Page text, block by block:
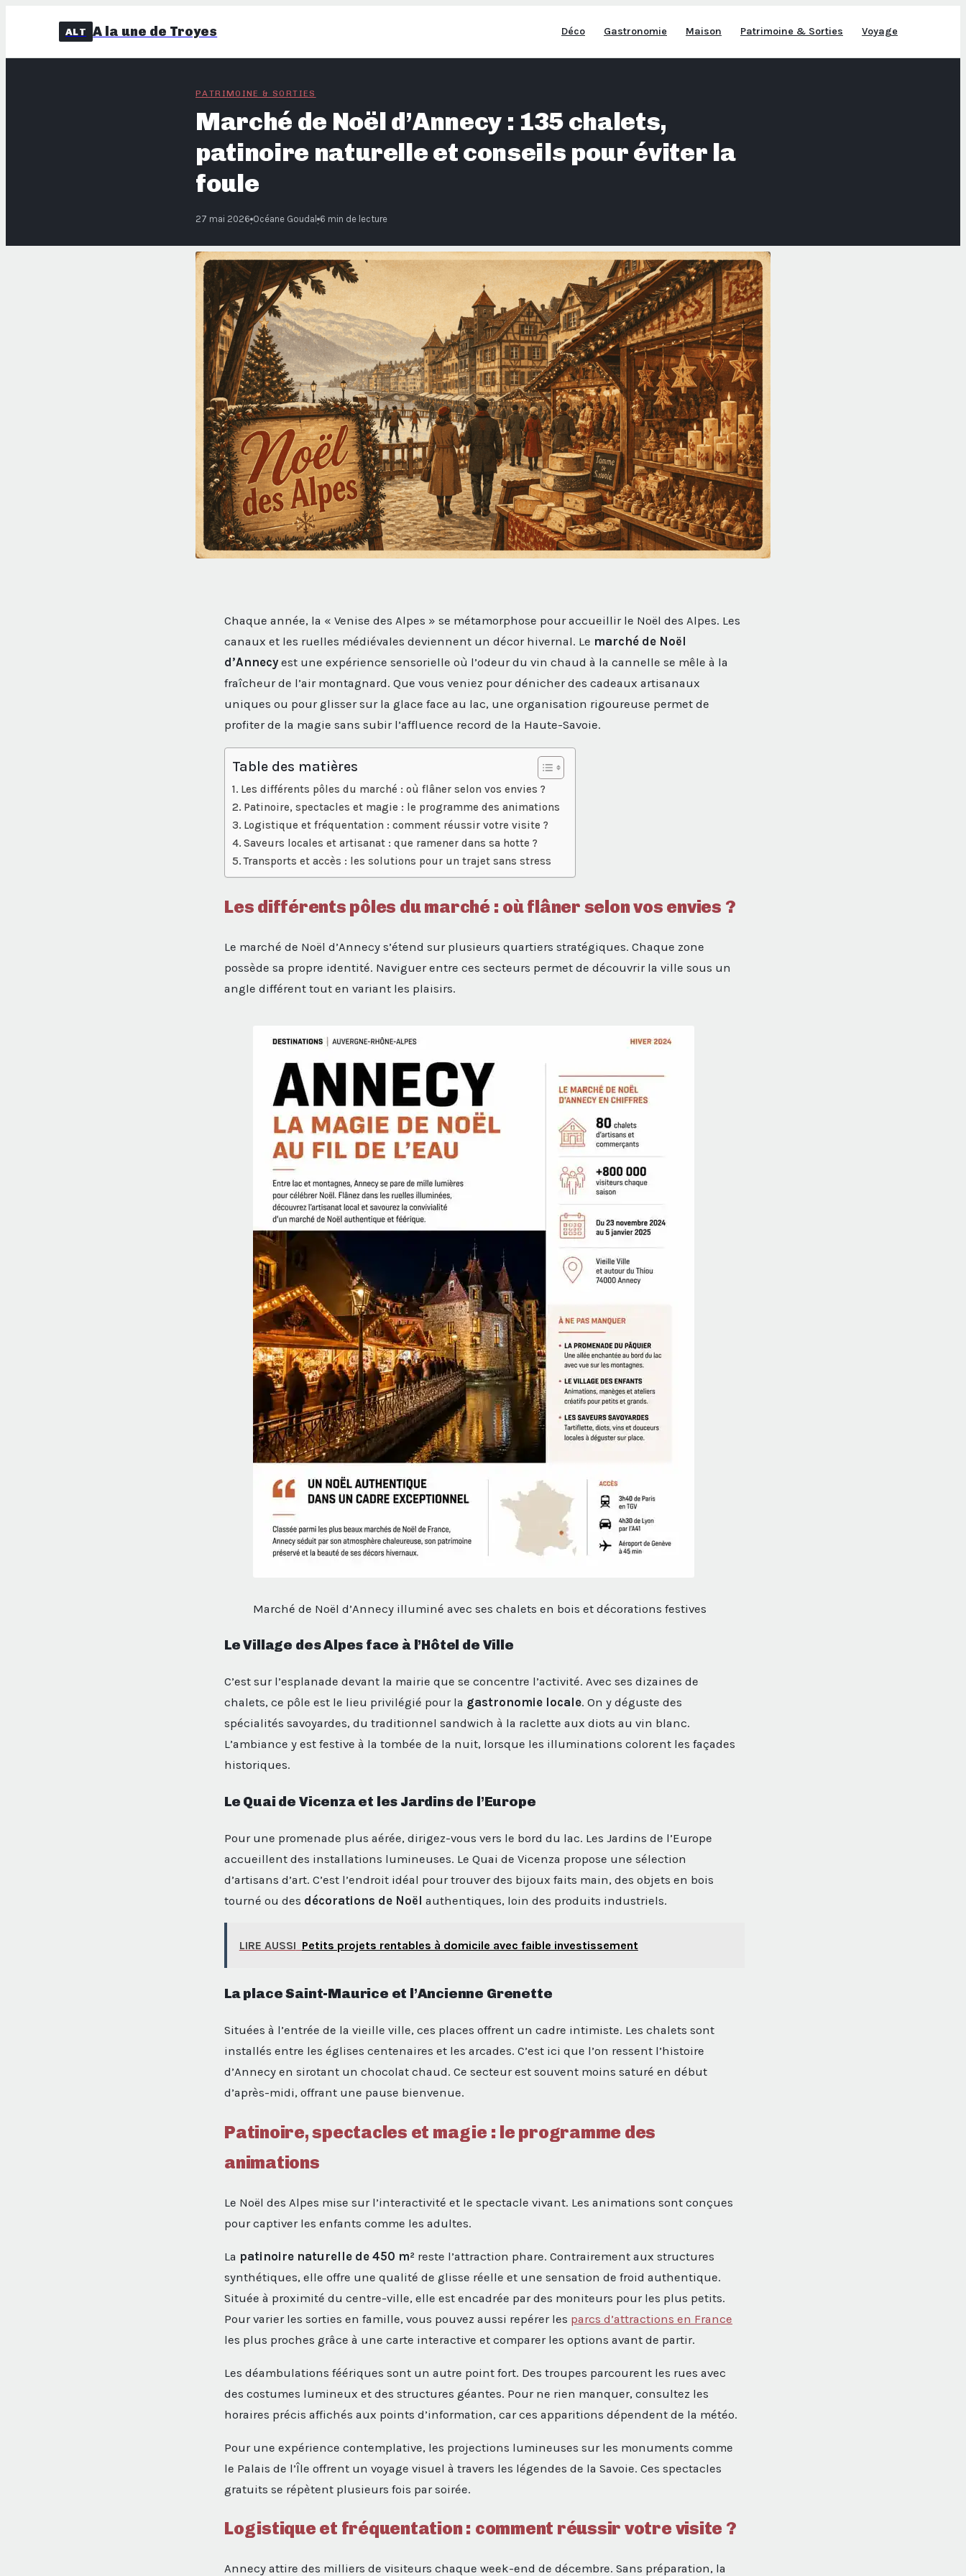
ALT A la une de Troyes Déco Gastronomie Maison Patrimoine & Sorties Voyage
PATRIMOINE & SORTIES
Marché de Noël d’Annecy : 135 chalets,
patinoire naturelle et conseils pour éviter la
foule
27 mai 2026· Océane Goudal · 6 min de lecture
Chaque année, la « Venise des Alpes » se métamorphose pour accueillir le Noël des Alpes. Les
canaux et les ruelles médiévales deviennent un décor hivernal. Le marché de Noël
d’Annecy est une expérience sensorielle où l’odeur du vin chaud à la cannelle se mêle à la
fraîcheur de l’air montagnard. Que vous veniez pour dénicher des cadeaux artisanaux
uniques ou pour glisser sur la glace face au lac, une organisation rigoureuse permet de
profiter de la magie sans subir l’affluence record de la Haute-Savoie.
Table des matières
Les différents pôles du marché : où flâner selon vos envies ?
Patinoire, spectacles et magie : le programme des animations
Logistique et fréquentation : comment réussir votre visite ?
Saveurs locales et artisanat : que ramener dans sa hotte ?
Transports et accès : les solutions pour un trajet sans stress
Les différents pôles du marché : où flâner selon vos envies ?
Le marché de Noël d’Annecy s’étend sur plusieurs quartiers stratégiques. Chaque zone
possède sa propre identité. Naviguer entre ces secteurs permet de découvrir la ville sous un
angle différent tout en variant les plaisirs.
Marché de Noël d’Annecy illuminé avec ses chalets en bois et décorations festives
Le Village des Alpes face à l’Hôtel de Ville
C’est sur l’esplanade devant la mairie que se concentre l’activité. Avec ses dizaines de
chalets, ce pôle est le lieu privilégié pour la gastronomie locale. On y déguste des
spécialités savoyardes, du traditionnel sandwich à la raclette aux diots au vin blanc.
L’ambiance y est festive à la tombée de la nuit, lorsque les illuminations colorent les façades
historiques.
Le Quai de Vicenza et les Jardins de l’Europe
Pour une promenade plus aérée, dirigez-vous vers le bord du lac. Les Jardins de l’Europe
accueillent des installations lumineuses. Le Quai de Vicenza propose une sélection
d’artisans d’art. C’est l’endroit idéal pour trouver des bijoux faits main, des objets en bois
tourné ou des décorations de Noël authentiques, loin des produits industriels.
LIRE AUSSI Petits projets rentables à domicile avec faible investissement
La place Saint-Maurice et l’Ancienne Grenette
Situées à l’entrée de la vieille ville, ces places offrent un cadre intimiste. Les chalets sont
installés entre les églises centenaires et les arcades. C’est ici que l’on ressent l’histoire
d’Annecy en sirotant un chocolat chaud. Ce secteur est souvent moins saturé en début
d’après-midi, offrant une pause bienvenue.
Patinoire, spectacles et magie : le programme des
animations
Le Noël des Alpes mise sur l’interactivité et le spectacle vivant. Les animations sont conçues
pour captiver les enfants comme les adultes.
La patinoire naturelle de 450 m² reste l’attraction phare. Contrairement aux structures
synthétiques, elle offre une qualité de glisse réelle et une sensation de froid authentique.
Située à proximité du centre-ville, elle est encadrée par des moniteurs pour les plus petits.
Pour varier les sorties en famille, vous pouvez aussi repérer les parcs d’attractions en France
les plus proches grâce à une carte interactive et comparer les options avant de partir.
Les déambulations féériques sont un autre point fort. Des troupes parcourent les rues avec
des costumes lumineux et des structures géantes. Pour ne rien manquer, consultez les
horaires précis affichés aux points d’information, car ces apparitions dépendent de la météo.
Pour une expérience contemplative, les projections lumineuses sur les monuments comme
le Palais de l’Île offrent un voyage visuel à travers les légendes de la Savoie. Ces spectacles
gratuits se répètent plusieurs fois par soirée.
Logistique et fréquentation : comment réussir votre visite ?
Annecy attire des milliers de visiteurs chaque week-end de décembre. Sans préparation, la